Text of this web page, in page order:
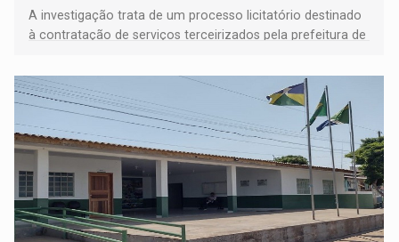
A investigação trata de um processo licitatório destinado
à contratação de serviços terceirizados pela prefeitura de